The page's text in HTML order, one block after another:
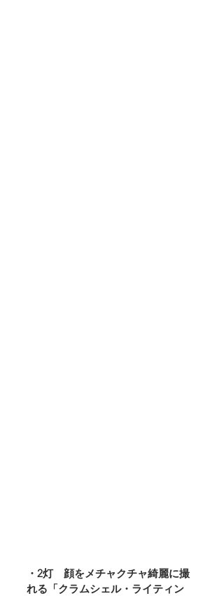
・2灯　顔をメチャクチャ綺麗に撮
れる「クラムシェル・ライティン